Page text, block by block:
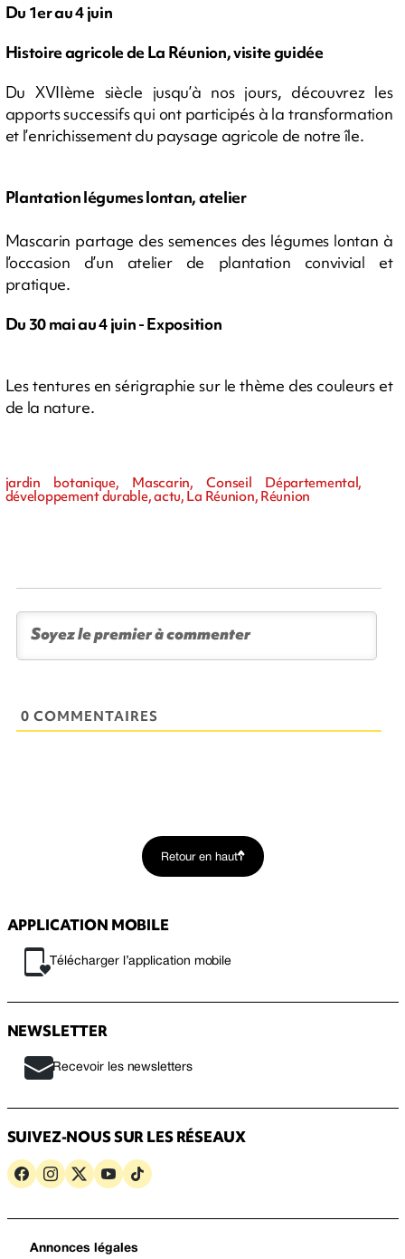
Du 1er au 4 juin
Histoire agricole de La Réunion, visite guidée
Du XVIIème siècle jusqu’à nos jours, découvrez les
apports successifs qui ont participés à la transformation
et l’enrichissement du paysage agricole de notre île.
Plantation légumes lontan, atelier
Mascarin partage des semences des légumes lontan à
l’occasion d’un atelier de plantation convivial et
pratique.
Du 30 mai au 4 juin - Exposition
Les tentures en sérigraphie sur le thème des couleurs et
de la nature.
jardin botanique, Mascarin, Conseil Départemental,
développement durable, actu, La Réunion, Réunion
0 COMMENTAIRES
Retour en haut
APPLICATION MOBILE
Télécharger l’application mobile
NEWSLETTER
Recevoir les newsletters
SUIVEZ-NOUS SUR LES RÉSEAUX
Annonces légales